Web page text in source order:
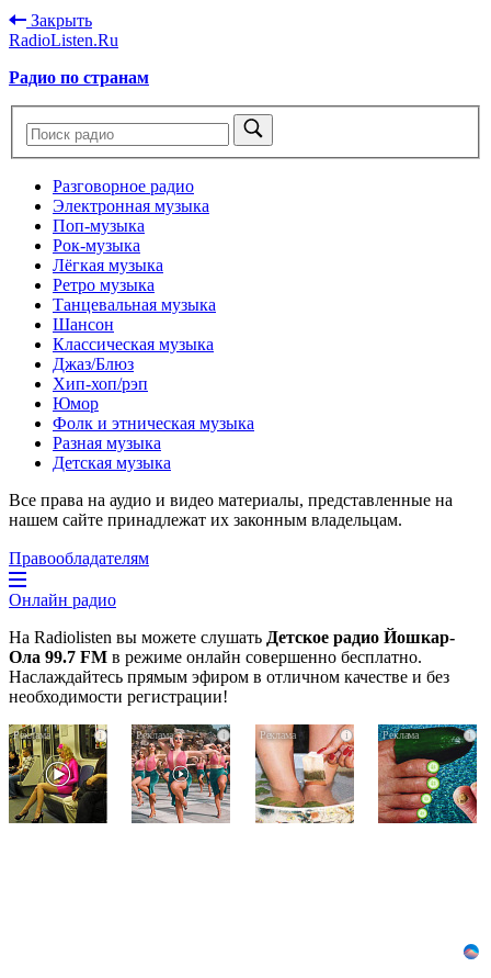
Закрыть
RadioListen.Ru
Радио по странам
Разговорное радио
Электронная музыка
Поп-музыка
Рок-музыка
Лёгкая музыка
Ретро музыка
Танцевальная музыка
Шансон
Классическая музыка
Джаз/Блюз
Хип-хоп/рэп
Юмор
Фолк и этническая музыка
Разная музыка
Детская музыка
Все права на аудио и видео материалы, представленные на
нашем сайте принадлежат их законным владельцам.
Правообладателям
Онлайн радио
На Radiolisten вы можете слушать Детское радио Йошкар-
Ола 99.7 FM в режиме онлайн совершенно бесплатно.
Наслаждайтесь прямым эфиром в отличном качестве и без
необходимости регистрации!
i
Королева
вагона
отожгла!
Видео
i
Ржу
переставая,
это
видео
i
Этот
трюк
уничтожает
грибок
i